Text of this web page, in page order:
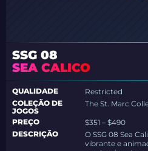
SSG 08
SEA CALICO
QUALIDADE
Restricted
COLEÇÃO DE
JOGOS
The St. Marc
PREÇO
$351 – $490
DESCRIÇÃO
O SSG 08 Sea
vibrante e